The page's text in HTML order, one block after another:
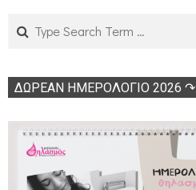
Search
ΔΩΡΕΑΝ ΗΜΕΡΟΛΟΓΙΟ 2026 ↷